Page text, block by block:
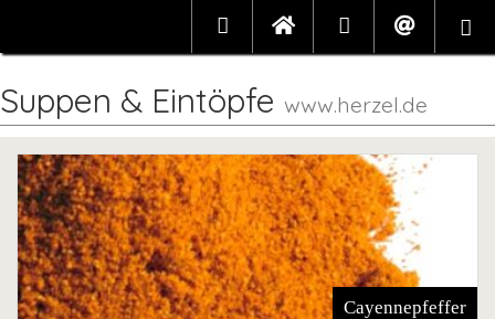
Suppen & Eintöpfe www.herzel.de
Cayennepfeffer